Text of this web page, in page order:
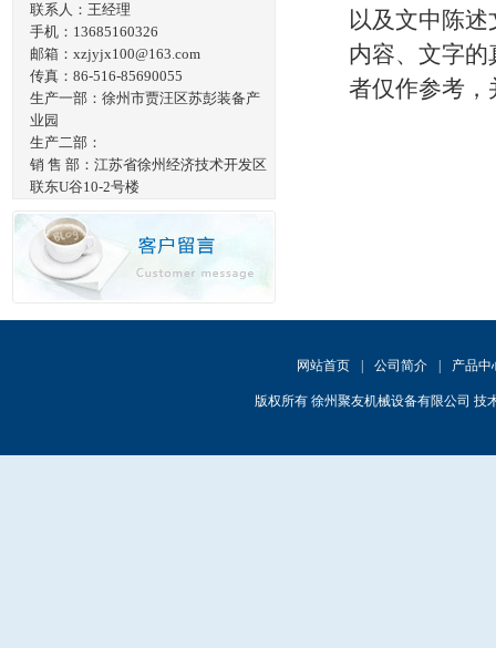
联系人：王经理
手机：13685160326
邮箱：xzjyjx100@163.com
传真：86-516-85690055
生产一部：徐州市贾汪区苏彭装备产
业园
生产二部：
销 售 部：江苏省徐州经济技术开发区
联东U谷10-2号楼
以及文中陈
内容、文字
者仅作参考，
网站首页 公司简介 产品中
版权所有 徐州聚友机械设备有限公司 技